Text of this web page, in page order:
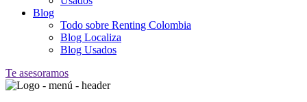
Blog
Todo sobre Renting Colombia
Blog Localiza
Blog Usados
Te asesoramos